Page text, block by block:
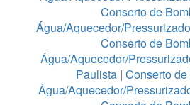
Conserto de
Água/Aquecedor/
Conserto de
Água/Aquecedor/
Paulista | Conserto
Água/Aquecedor/